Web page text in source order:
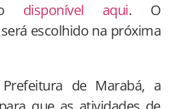
disponível aqui. O
escolhido na próxima
de Marabá, a